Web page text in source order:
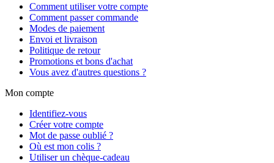
Comment utiliser votre compte
Comment passer commande
Modes de paiement
Envoi et livraison
Politique de retour
Promotions et bons d'achat
Vous avez d'autres questions ?
Mon compte
Identifiez-vous
Créer votre compte
Mot de passe oublié ?
Où est mon colis ?
Utiliser un chèque-cadeau